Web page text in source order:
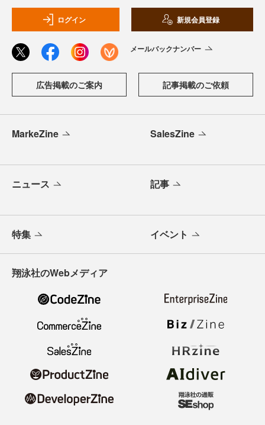
ログイン 新規会員登録
メールバックナンバー
広告掲載のご案内 記事掲載のご依頼
MarkeZine SalesZine
ニュース 記事
特集 イベント
翔泳社のWebメディア